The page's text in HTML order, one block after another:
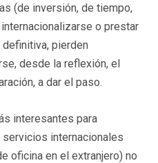
(de inversión, de tiempo,
o prestar
pierden
desde la reflexión, el
a dar el paso.
interesantes para
internacionales
oficina en el extranjero) no